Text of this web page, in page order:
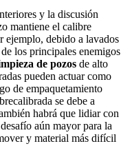
y la discusión
mantiene el calibre
ejemplo, debido a lavados
los principales enemigos
de pozos de alto
pueden actuar como
de empaquetamiento
se debe a
habrá que lidiar con
aún mayor para la
y material más difícil